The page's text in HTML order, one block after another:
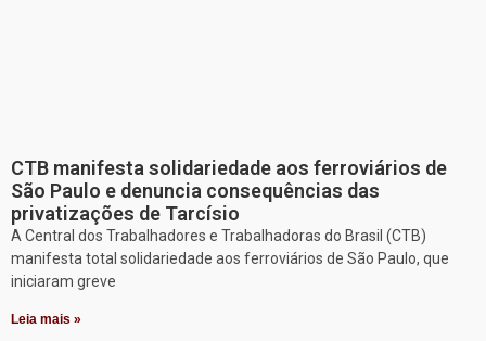
CTB manifesta solidariedade aos ferroviários de
São Paulo e denuncia consequências das
privatizações de Tarcísio
A Central dos Trabalhadores e Trabalhadoras do Brasil (CTB)
manifesta total solidariedade aos ferroviários de São Paulo, que
iniciaram greve
Leia mais »